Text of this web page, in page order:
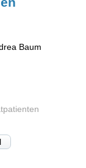
Baum